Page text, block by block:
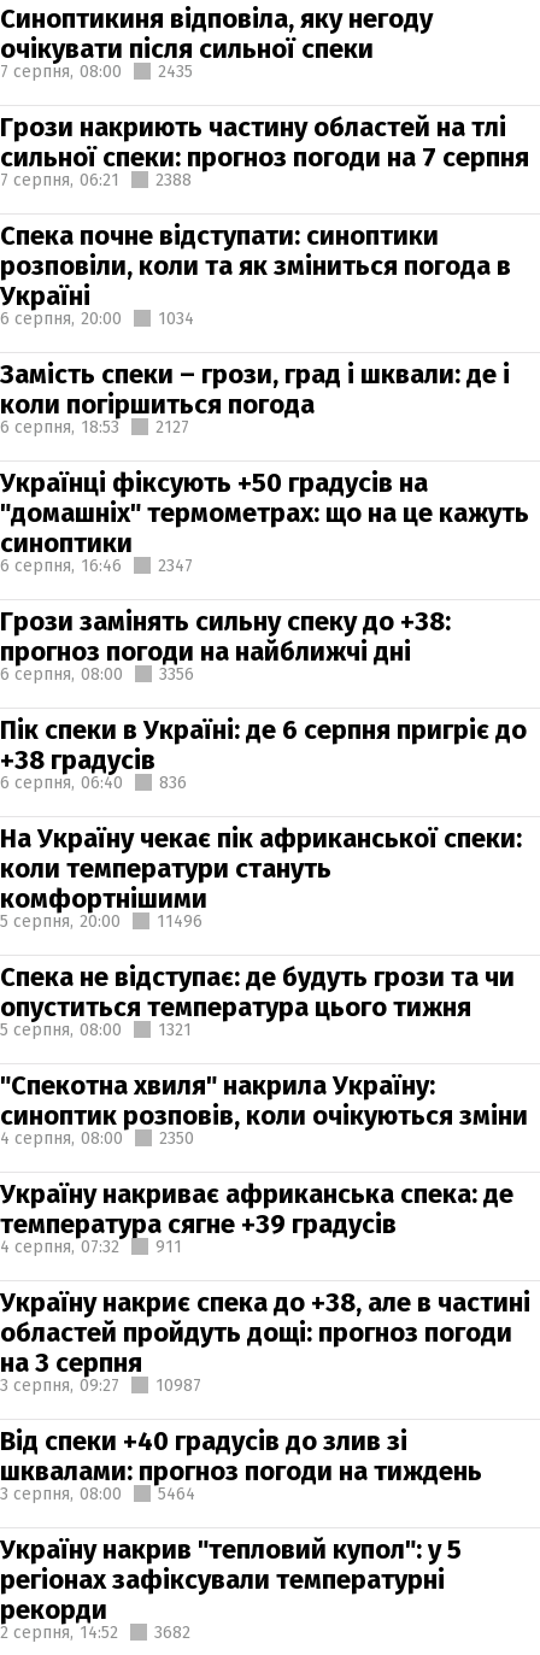
Синоптикиня відповіла, яку негоду
очікувати після сильної спеки
7 серпня, 08:00 2435
Грози накриють частину областей на тлі
сильної спеки: прогноз погоди на 7 серпня
7 серпня, 06:21 2388
Спека почне відступати: синоптики
розповіли, коли та як зміниться погода в
Україні
6 серпня, 20:00 1034
Замість спеки – грози, град і шквали: де і
коли погіршиться погода
6 серпня, 18:53 2127
Українці фіксують +50 градусів на
"домашніх" термометрах: що на це кажуть
синоптики
6 серпня, 16:46 2347
Грози замінять сильну спеку до +38:
прогноз погоди на найближчі дні
6 серпня, 08:00 3356
Пік спеки в Україні: де 6 серпня пригріє до
+38 градусів
6 серпня, 06:40 836
На Україну чекає пік африканської спеки:
коли температури стануть
комфортнішими
5 серпня, 20:00 11496
Спека не відступає: де будуть грози та чи
опуститься температура цього тижня
5 серпня, 08:00 1321
"Спекотна хвиля" накрила Україну:
синоптик розповів, коли очікуються зміни
4 серпня, 08:00 2350
Україну накриває африканська спека: де
температура сягне +39 градусів
4 серпня, 07:32 911
Україну накриє спека до +38, але в частині
областей пройдуть дощі: прогноз погоди
на 3 серпня
3 серпня, 09:27 10987
Від спеки +40 градусів до злив зі
шквалами: прогноз погоди на тиждень
3 серпня, 08:00 5464
Україну накрив "тепловий купол": у 5
регіонах зафіксували температурні
рекорди
2 серпня, 14:52 3682